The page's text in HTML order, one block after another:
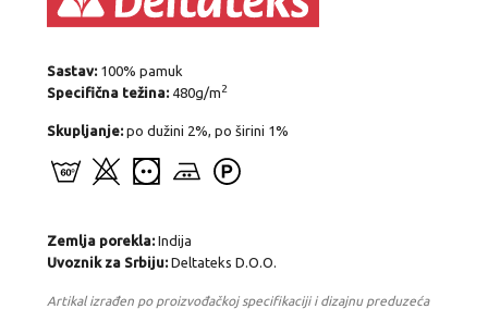
Sastav:100% pamuk
Specifična težina:480g/m2
Skupljanje:po dužini 2%, po širini 1%
Zemlja porekla:Indija
Uvoznik za Srbiju:Deltateks D.O.O.
Artikal izrađen po proizvođačkoj specifikaciji i dizajnu preduzeća